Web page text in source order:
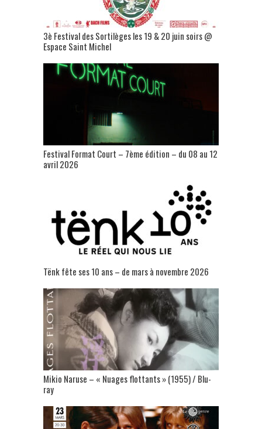
3è Festival des Sortilèges les 19 & 20 juin soirs @
Espace Saint Michel
Festival Format Court – 7ème édition – du 08 au 12
avril 2026
Tënk fête ses 10 ans – de mars à novembre 2026
Mikio Naruse – « Nuages flottants » (1955) / Blu-
ray